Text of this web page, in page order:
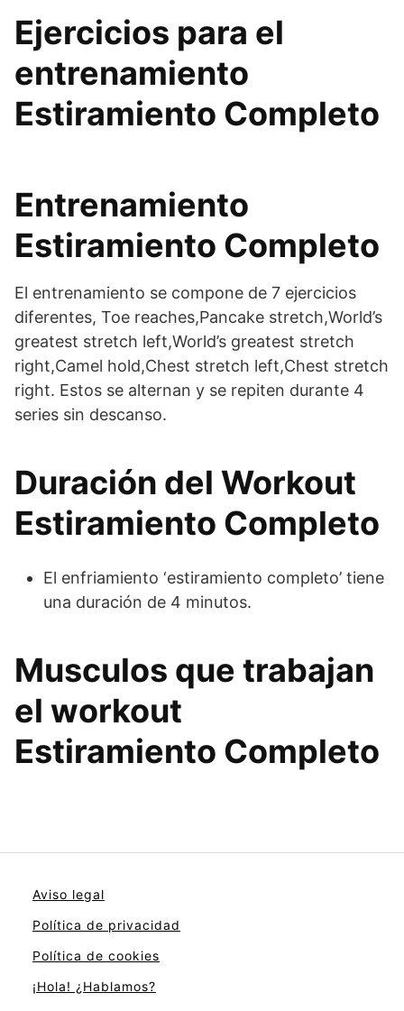
Ejercicios para el
entrenamiento
Estiramiento Completo
Entrenamiento
Estiramiento Completo
El entrenamiento se compone de 7 ejercicios
diferentes, Toe reaches,Pancake stretch,World’s
greatest stretch left,World’s greatest stretch
right,Camel hold,Chest stretch left,Chest stretch
right. Estos se alternan y se repiten durante 4
series sin descanso.
Duración del Workout
Estiramiento Completo
El enfriamiento ‘estiramiento completo’ tiene
una duración de 4 minutos.
Musculos que trabajan
el workout
Estiramiento Completo
Aviso legal
Política de privacidad
Política de cookies
¡Hola! ¿Hablamos?